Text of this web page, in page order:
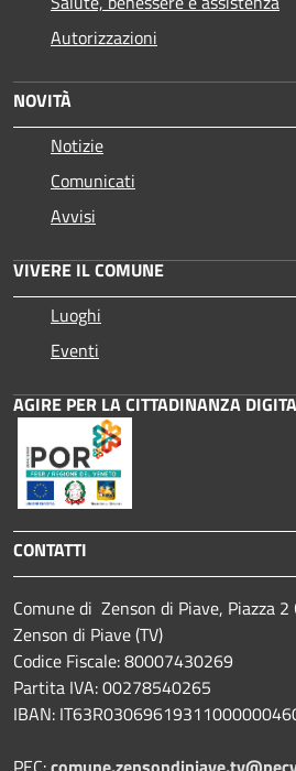
Autorizzazioni
NOVITÀ
Notizie
Comunicati
Avvisi
VIVERE IL COMUNE
Luoghi
Eventi
AGIRE PER LA CITTADINANZA
CONTATTI
Comune di Zenson di Piave, Piazza
Zenson di Piave (TV)
Codice Fiscale: 80007430269
Partita IVA: 00278540265
IBAN: